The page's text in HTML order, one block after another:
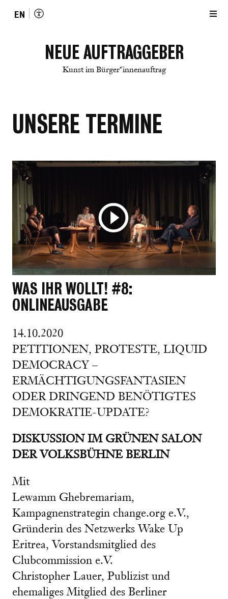
EN
NEUE AUFTRAGGEBER
Kunst im Bürger*innenauftrag
UNSERE TERMINE
WAS IHR WOLLT! #8:
ONLINEAUSGABE
14.10.2020
PETITIONEN, PROTESTE, LIQUID
DEMOCRACY –
ERMÄCHTIGUNGSFANTASIEN
ODER DRINGEND BENÖTIGTES
DEMOKRATIE-UPDATE?
DISKUSSION IM GRÜNEN SALON
DER VOLKSBÜHNE BERLIN
Mit
Lewamm Ghebremariam,
Kampagnenstrategin change.org e.V.,
Gründerin des Netzwerks Wake Up
Eritrea, Vorstandsmitglied des
Clubcommission e.V.
Christopher Lauer, Publizist und
ehemaliges Mitglied des Berliner